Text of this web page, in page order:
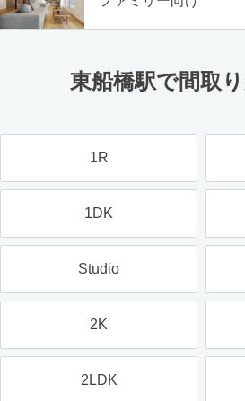
東船橋駅で間取
1R
1DK
Studio
2K
2LDK